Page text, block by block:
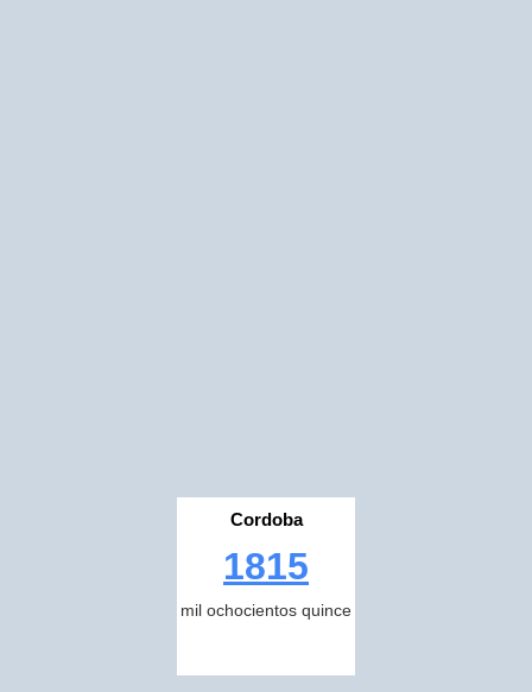
Cordoba
1815
mil ochocientos quince